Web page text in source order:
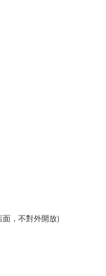
，不對外開放)